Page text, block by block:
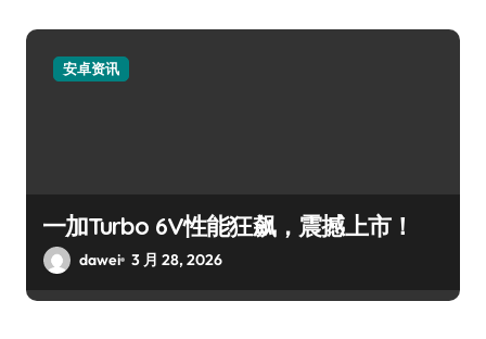
安卓资讯
一加Turbo 6V性能狂飙，震撼上市！
dawei 3 月 28, 2026